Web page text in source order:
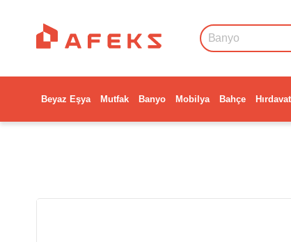
Beyaz Eşya Mutfak Banyo Mobilya Bahçe Hırdavat